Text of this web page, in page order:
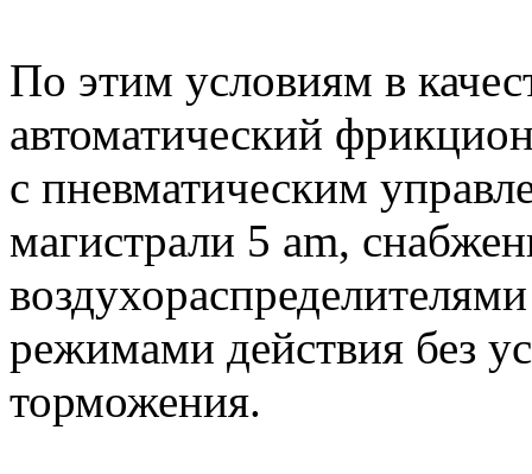
По этим условиям в
автоматический
с пневматическим
магистрали 5 am,
режимами действия без
торможения.